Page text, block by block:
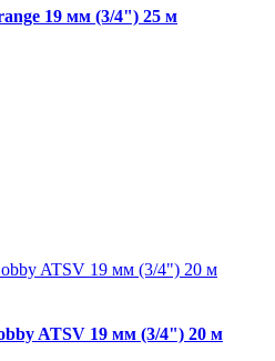
19 мм (3/4") 25 м
ATSV 19 мм (3/4") 20 м